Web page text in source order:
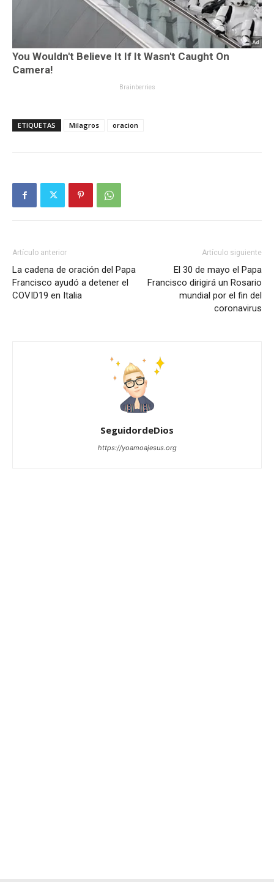
ETIQUETAS Milagros oracion
Artículo anterior
La cadena de oración del Papa
Francisco ayudó a detener el
COVID19 en Italia
Artículo siguiente
El 30 de mayo el Papa
Francisco dirigirá un Rosario
mundial por el fin del
coronavirus
SeguidordeDios
https://yoamoajesus.org